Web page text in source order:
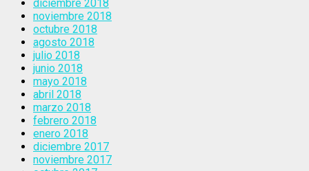
diciembre 2018
noviembre 2018
octubre 2018
agosto 2018
julio 2018
junio 2018
mayo 2018
abril 2018
marzo 2018
febrero 2018
enero 2018
diciembre 2017
noviembre 2017